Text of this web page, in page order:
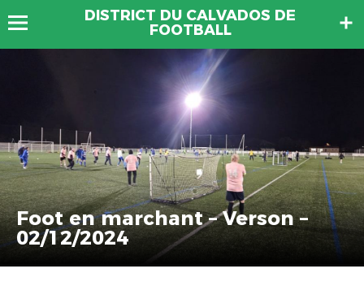
DISTRICT DU CALVADOS DE
FOOTBALL
Foot en marchant – Verson –
02/12/2024